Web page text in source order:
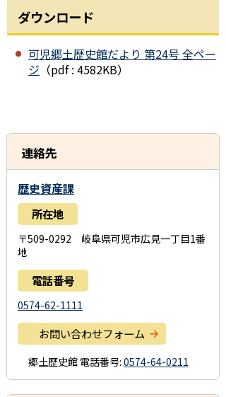
ダウンロード
可児郷土歴史館だより 第24号 全ペー
ジ （pdf : 4582KB）
連絡先
歴史資産課
所在地
〒509-0292 岐阜県可児市広見一丁目1番
地
電話番号
0574-62-1111
お問い合わせフォーム
郷土歴史館 電話番号: 0574-64-0211